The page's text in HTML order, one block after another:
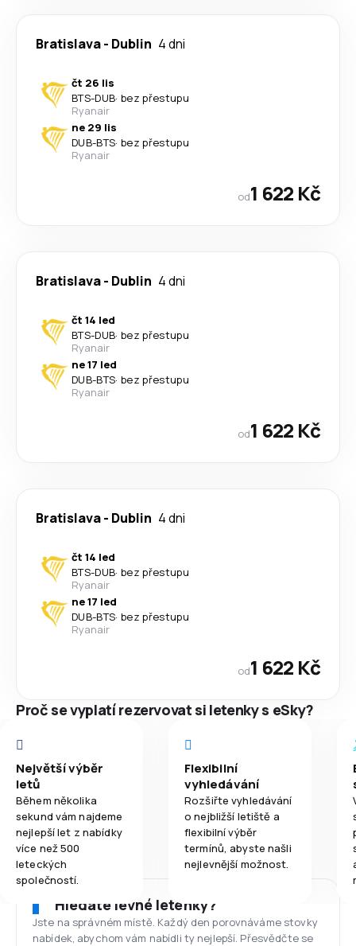
Bratislava- Dublin 4 dni
čt 26 lis
BTS-DUB· bez přestupu
Ryanair
ne 29 lis
DUB-BTS· bez přestupu
Ryanair
od1 622 Kč
Bratislava- Dublin 4 dni
čt 14 led
BTS-DUB· bez přestupu
Ryanair
ne 17 led
DUB-BTS· bez přestupu
Ryanair
od1 622 Kč
Bratislava- Dublin 4 dni
čt 14 led
BTS-DUB· bez přestupu
Ryanair
ne 17 led
DUB-BTS· bez přestupu
Ryanair
od1 622 Kč
Proč se vyplatí rezervovat si letenky s eSky?
Největší výběr
letů
Během několika
sekund vám najdeme
nejlepší let z nabídky
více než 500
leteckých
společností.
Flexibilní
vyhledávání
Rozšiřte vyhledávání
o nejbližší letiště a
flexibilní výběr
termínů, abyste našli
nejlevnější možnost.
Hledáte levné letenky?
Jste na správném místě. Každý den porovnáváme stovky
nabídek, abychom vám nabídli ty nejlepší. Přesvědčte se